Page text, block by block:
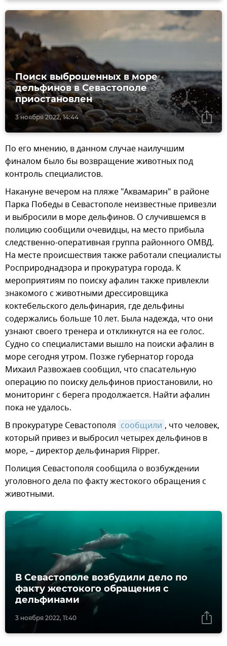
3 ноября 2022, 14:44
Поиск выброшенных в море
дельфинов в Севастополе
приостановлен
По его мнению, в данном случае наилучшим
финалом было бы возвращение животных под
контроль специалистов.
Накануне вечером на пляже "Аквамарин" в районе
Парка Победы в Севастополе неизвестные привезли
и выбросили в море дельфинов. О случившемся в
полицию сообщили очевидцы, на место прибыла
следственно-оперативная группа районного ОМВД.
На месте происшествия также работали специалисты
Росприроднадзора и прокуратура города. К
мероприятиям по поиску афалин также привлекли
знакомого с животными дрессировщика
коктебельского дельфинария, где дельфины
содержались больше 10 лет. Была надежда, что они
узнают своего тренера и откликнутся на ее голос.
Судно со специалистами вышло на поиски афалин в
море сегодня утром. Позже губернатор города
Михаил Развожаев сообщил, что спасательную
операцию по поиску дельфинов приостановили, но
мониторинг с берега продолжается. Найти афалин
пока не удалось.
В прокуратуре Севастополя сообщили , что человек,
который привез и выбросил четырех дельфинов в
море, – директор дельфинария Flipper.
Полиция Севастополя сообщила о возбуждении
уголовного дела по факту жестокого обращения с
животными.
3 ноября 2022, 11:40
В Севастополе возбудили дело по
факту жестокого обращения с
дельфинами